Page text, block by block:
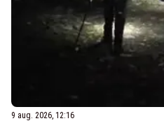
9 aug. 2026, 12:16